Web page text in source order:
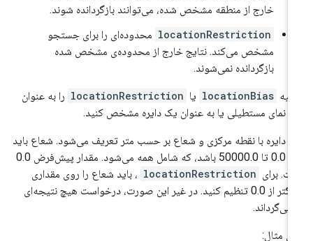
خارج از منطقه مشخص شده، می‌توانند بازگردانده شوند.
locationRestriction محدوده‌ای را برای جستجو
مشخص می‌کند. نتایج خارج از محدوده‌ی مشخص شده
بازگردانده نمی‌شوند.
locationBias یا locationRestriction را به عنوان
نمای مستطیلی یا به عنوان یک دایره مشخص کنید.
دایره با نقطه مرکزی و شعاع بر حسب متر تعریف می‌شود. شعاع باید
بین 0.0 تا 50000.0 باشد، که شامل همه می‌شود. مقدار پیش‌فرض 0.0
برای locationRestriction ، باید شعاع را روی مقداری
بزرگتر از 0.0 تنظیم کنید. در غیر این صورت، درخواست هیچ نتیجه‌ای
مثال: